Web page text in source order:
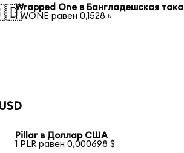
Wrapped One в Бангладешская така
1 WONE равен 0,1528 ৳
Pillar в Доллар США
1 PLR равен 0,000698 $